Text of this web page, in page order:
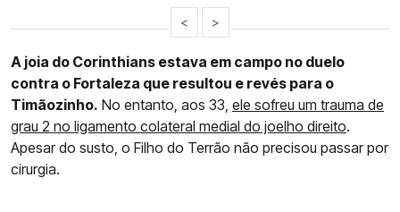
< >
A joia do Corinthians estava em campo no duelo
contra o Fortaleza que resultou e revés para o
Timãozinho. No entanto, aos 33, ele sofreu um trauma de
grau 2 no ligamento colateral medial do joelho direito.
Apesar do susto, o Filho do Terrão não precisou passar por
cirurgia.